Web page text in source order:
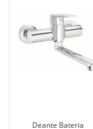
Deante Bateria